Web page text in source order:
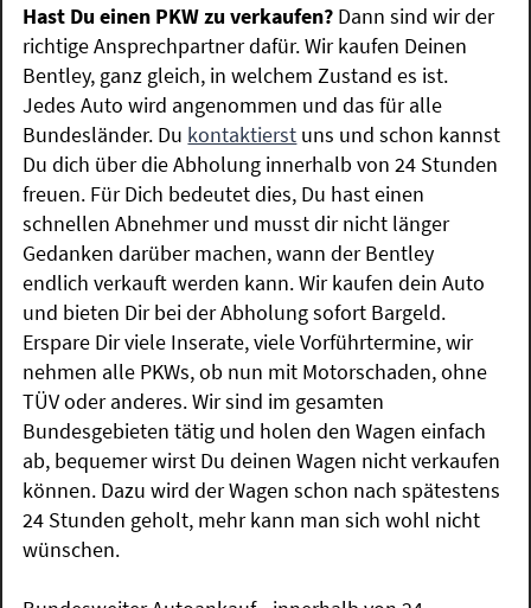
Hast Du einen PKW zu verkaufen? Dann sind wir der
richtige Ansprechpartner dafür. Wir kaufen Deinen
Bentley, ganz gleich, in welchem Zustand es ist.
Jedes Auto wird angenommen und das für alle
Bundesländer. Du kontaktierst uns und schon kannst
Du dich über die Abholung innerhalb von 24 Stunden
freuen. Für Dich bedeutet dies, Du hast einen
schnellen Abnehmer und musst dir nicht länger
Gedanken darüber machen, wann der Bentley
endlich verkauft werden kann. Wir kaufen dein Auto
und bieten Dir bei der Abholung sofort Bargeld.
Erspare Dir viele Inserate, viele Vorführtermine, wir
nehmen alle PKWs, ob nun mit Motorschaden, ohne
TÜV oder anderes. Wir sind im gesamten
Bundesgebieten tätig und holen den Wagen einfach
ab, bequemer wirst Du deinen Wagen nicht verkaufen
können. Dazu wird der Wagen schon nach spätestens
24 Stunden geholt, mehr kann man sich wohl nicht
wünschen.